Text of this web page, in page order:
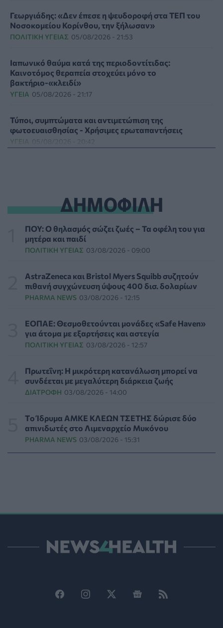
Γεωργιάδης: «Δεν έπεσε η ψευδοροφή στα ΤΕΠ του
Νοσοκομείου Κορίνθου, την ξήλωσαν»
ΠΟΛΙΤΙΚΉ ΥΓΕΊΑΣ 05/08/2026 - 21:53
Ιαπωνικό θαύμα κατά της περιοδοντίτιδας:
Καινοτόμος θεραπεία στοχεύει μόνο το
βακτήριο-«κλειδί»
ΥΓΕΊΑ 05/08/2026 - 21:17
Τύποι, συμπτώματα και αντιμετώπιση της
φωτοευαισθησίας - Χρήσιμες ερωταπαντήσεις
ΥΓΕΊΑ 05/08/2026 - 20:42
Γεωργιάδης: «Αλλάζει ο υγειονομικός χάρτης των
διακομιδών στη Στερεά Ελλάδα με τα νέα
ασθενοφόρα»
ΠΟΛΙΤΙΚΉ ΥΓΕΊΑΣ 05/08/2026 - 19:49
Οι πέντε λόγοι για τους οποίους η διατροφή πρέπει να
καθοδηγείται από κλινικό διαιτολόγο
HEALTH TALK 05/08/2026 - 18:59
Ψυχοκοινωνική υποστήριξη στους πυρόπληκτους της
Δυτικής Αττικής από τον ΕΕΣ
ΕΠΙΚΑΙΡΌΤΗΤΑ 05/08/2026 - 18:34
Νέα μελέτη: Η μοναξιά και οι επιπτώσεις της στην
γενική υγεία σε σύγκριση με την κοινωνική
απομόνωση
Χαλκιδική: Εντός ορίων τα αποτελέσματα από τις
πρώτες μικροβιολογικές αναλύσεις στο πόσιμο νερό
ΠΟΛΙΤΙΚΉ ΥΓΕΊΑΣ 05/08/2026 - 16:46
ΔΗΜΟΦΙΛΗ
ΠΟΥ: Ο θηλασμός σώζει ζωές – Τα οφέλη του για
μητέρα και παιδί
ΠΟΛΙΤΙΚΉ ΥΓΕΊΑΣ 03/08/2026 - 09:00
AstraZeneca και Bristol Myers Squibb συζητούν
πιθανή συγχώνευση ύψους 400 δισ. δολαρίων
PHARMA NEWS 03/08/2026 - 12:15
ΕΟΠΑΕ: Θεσμοθετούνται μονάδες «Safe Haven»
για άτομα με εξαρτήσεις και αστεγία
ΠΟΛΙΤΙΚΉ ΥΓΕΊΑΣ 03/08/2026 - 12:57
Πρωτεΐνη: Η μικρότερη κατανάλωση μπορεί να
συνδέεται με μεγαλύτερη διάρκεια ζωής
ΔΙΑΤΡΟΦΉ 03/08/2026 - 14:00
Tο Ίδρυμα ΑΜΚΕ ΚΛΕΩΝ ΤΣΕΤΗΣ δώρισε δύο
απινιδωτές στο Λιμεναρχείο Μυκόνου
PHARMA NEWS 03/08/2026 - 15:31